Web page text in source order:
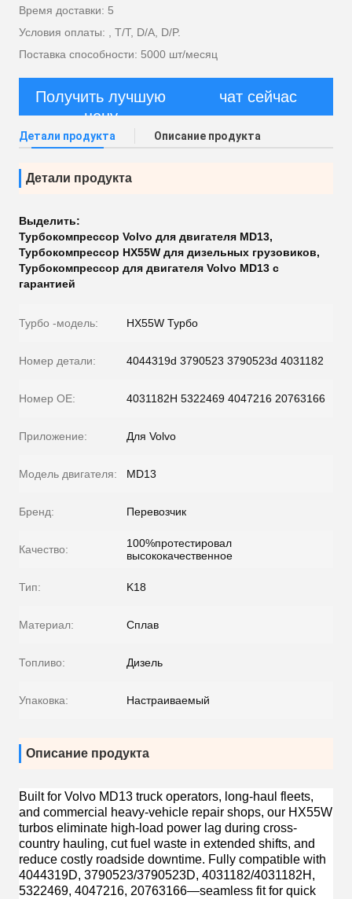
Время доставки: 5
Условия оплаты: , T/T, D/A, D/P.
Поставка способности: 5000 шт/месяц
Получить лучшую
цену
чат сейчас
Детали продукта Описание продукта
Детали продукта
Выделить:
Турбокомпрессор Volvo для двигателя MD13,
Турбокомпрессор HX55W для дизельных грузовиков,
Турбокомпрессор для двигателя Volvo MD13 с
гарантией
Турбо -модель: HX55W Турбо
Номер детали: 4044319d 3790523 3790523d 4031182
Номер OE: 4031182H 5322469 4047216 20763166
Приложение: Для Volvo
Модель двигателя: MD13
Бренд: Перевозчик
Качество:
100%протестировал
высококачественное
Тип: K18
Материал: Сплав
Топливо: Дизель
Упаковка: Настраиваемый
Описание продукта
Built for Volvo MD13 truck operators, long-haul fleets,
and commercial heavy-vehicle repair shops, our HX55W
turbos eliminate high-load power lag during cross-
country hauling, cut fuel waste in extended shifts, and
reduce costly roadside downtime. Fully compatible with
4044319D, 3790523/3790523D, 4031182/4031182H,
5322469, 4047216, 20763166—seamless fit for quick